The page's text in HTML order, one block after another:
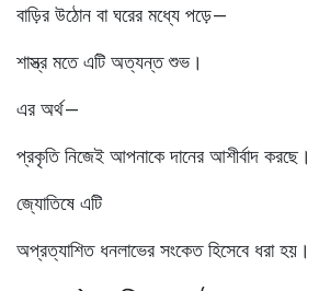
বাড়ির উঠোন বা ঘরের মধ্যে পড়ে—
শাস্ত্র মতে এটি অত্যন্ত শুভ।
এর অর্থ—
প্রকৃতি নিজেই আপনাকে দানের আশীর্বাদ করছে।
জ্যোতিষে এটি
অপ্রত্যাশিত ধনলাভের সংকেত হিসেবে ধরা হয়।